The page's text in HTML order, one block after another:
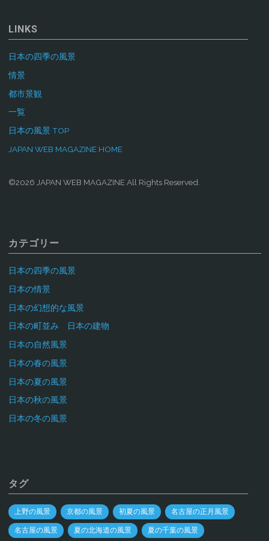
LINKS
日本の四季の風景
情景
都市景観
一覧
日本の風景 TOP
JAPAN WEB MAGAZINE HOME
©2026 JAPAN WEB MAGAZINE All Rights Reserved.
カテゴリー
日本の四季の風景
日本の情景
日本の幻想的な風景
日本の町並み 日本の建物
日本の自然風景
日本の春の風景
日本の夏の風景
日本の秋の風景
日本の冬の風景
タグ
上野の風景 京都の風景 初夏の風景 名古屋の正月風景
名古屋の風景 夏の北海道の風景 夏の千葉の風景